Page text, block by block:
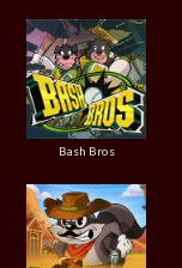
Bash Bros